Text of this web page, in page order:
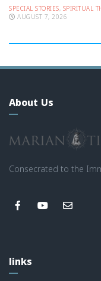
SPECIAL STORIES, SPIRITUAL
AUGUST 7, 2026
About Us
Consecrated to the
links